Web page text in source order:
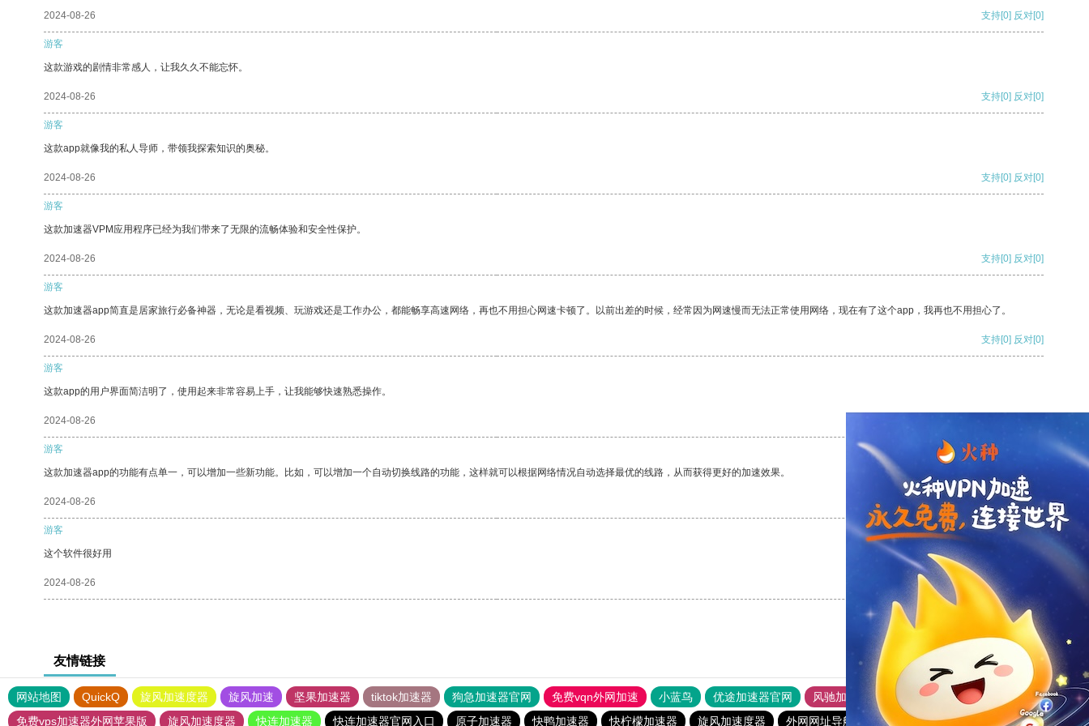
2024-08-26 支持[0] 反对[0]
游客
这款游戏的剧情非常感人，让我久久不能忘怀。
2024-08-26 支持[0] 反对[0]
游客
这款app就像我的私人导师，带领我探索知识的奥秘。
2024-08-26 支持[0] 反对[0]
游客
这款加速器VPM应用程序已经为我们带来了无限的流畅体验和安全性保护。
2024-08-26 支持[0] 反对[0]
游客
这款加速器app简直是居家旅行必备神器，无论是看视频、玩游戏还是工作办公，都能畅享高速网络，再也不用担心网速卡顿了。以前出差的时候，经常因为网速慢而无法正常使用网络，现在有了这个app，我再也不用担心了。
2024-08-26 支持[0] 反对[0]
游客
这款app的用户界面简洁明了，使用起来非常容易上手，让我能够快速熟悉操作。
2024-08-26
游客
这款加速器app的功能有点单一，可以增加一些新功能。比如，可以增加一个自动切换线路的功能，这样就可以根据网络情况自动选择最优的线路，从而获得更好的加速效果。
2024-08-26 支持 [0] 反对 [0]
游客
这个软件很好用
2024-08-26 支持
友情链接
网站地图 QuickQ 旋风加速度器 旋风加速 坚果加速器 tiktok加速器 狗急加速器官网 免费vqn外网加速 小蓝鸟 优途加速器官网 风驰加速器
旋风加速器
免费vps加速器外网苹果版
旋风加速度器 快连加速器 快连加速器官网入口 原子加速器 快鸭加速器 快柠檬加速器 旋风加速度器 外网网址导航 软件中心 雷霆加速 狂飙加速器